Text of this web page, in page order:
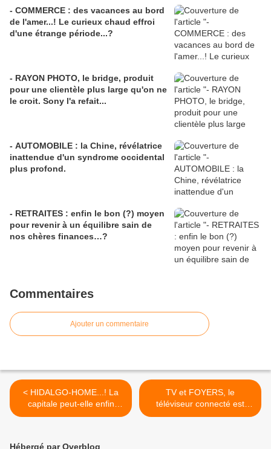
- COMMERCE : des vacances au bord
de l'amer...! Le curieux chaud effroi
d'une étrange période...?
- RAYON PHOTO, le bridge, produit
pour une clientèle plus large qu'on ne
le croit. Sony l'a refait...
- AUTOMOBILE : la Chine, révélatrice
inattendue d'un syndrome occidental
plus profond.
- RETRAITES : enfin le bon (?) moyen
pour revenir à un équilibre sain de
nos chères finances…?
Commentaires
Ajouter un commentaire
< HIDALGO-HOME...! La
capitale peut-elle enfin
croire à une renaissance,
TV et FOYERS, le
téléviseur connecté est
devenu le plus répandu
Hébergé par Overblog